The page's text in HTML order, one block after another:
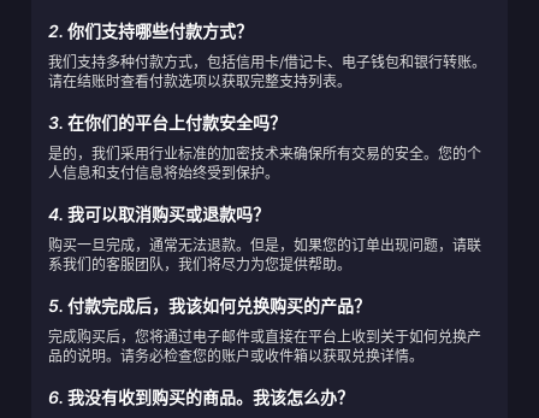
2. 你们支持哪些付款方式？
我们支持多种付款方式，包括信用卡/借记卡、电子钱包和银行转账。
请在结账时查看付款选项以获取完整支持列表。
3. 在你们的平台上付款安全吗？
是的，我们采用行业标准的加密技术来确保所有交易的安全。您的个
人信息和支付信息将始终受到保护。
4. 我可以取消购买或退款吗？
购买一旦完成，通常无法退款。但是，如果您的订单出现问题，请联
系我们的客服团队，我们将尽力为您提供帮助。
5. 付款完成后，我该如何兑换购买的产品？
完成购买后，您将通过电子邮件或直接在平台上收到关于如何兑换产
品的说明。请务必检查您的账户或收件箱以获取兑换详情。
6. 我没有收到购买的商品。我该怎么办？